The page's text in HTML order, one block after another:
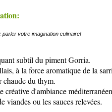
votre imagination culinaire!
subtil du piment Gorria.
à la force aromatique de la
chaude du thym.
d'ambiance
viandes ou les sauces relevées.